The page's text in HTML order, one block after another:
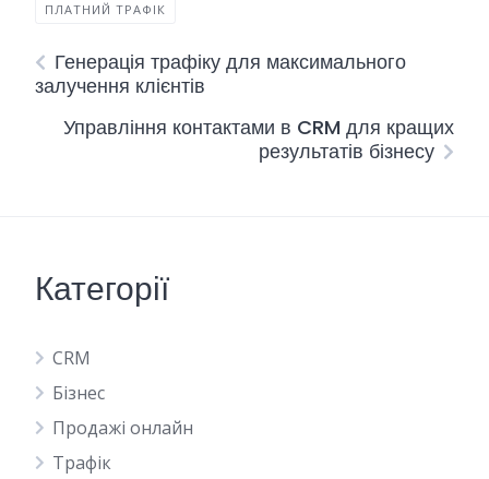
ПЛАТНИЙ ТРАФІК
Генерація трафіку для максимального
залучення клієнтів
Управління контактами в CRM для кращих
результатів бізнесу
Категорії
CRM
Бізнес
Продажі онлайн
Трафік